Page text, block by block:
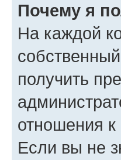
Почему я
На каждой
получить
отношения
Если вы не